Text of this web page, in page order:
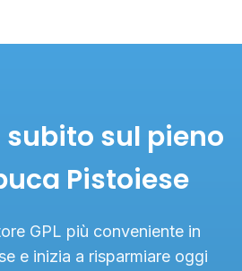
sul pieno
Pistoiese
GPL più conveniente in
e inizia a risparmiare oggi